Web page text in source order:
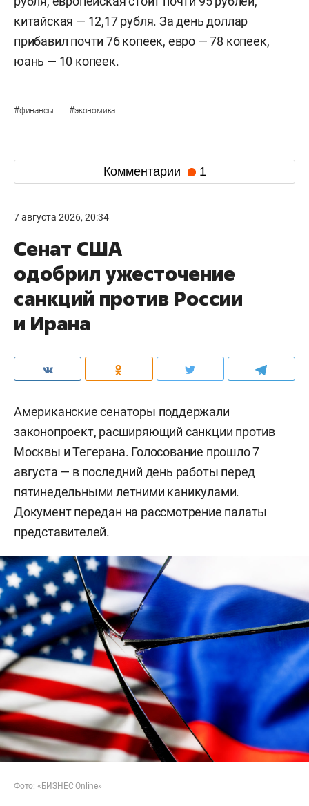
китайская — 12,17 рубля. За день доллар
прибавил почти 76 копеек, евро — 78 копеек,
юань — 10 копеек.
#финансы #экономика
Комментарии 1
7 августа 2026, 20:34
Сенат США
одобрил ужесточение
санкций против России
и Ирана
Американские сенаторы поддержали
законопроект, расширяющий санкции против
Москвы и Тегерана. Голосование прошло 7
августа — в последний день работы перед
пятинедельными летними каникулами.
Документ передан на рассмотрение палаты
представителей.
Фото: «БИЗНЕС Online»